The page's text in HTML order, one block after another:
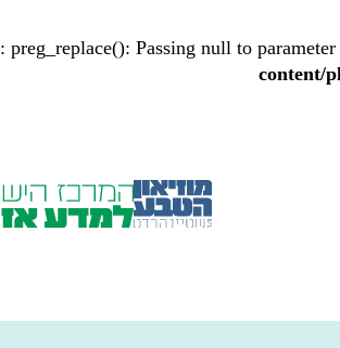
: preg_replace(): Passing null to
content/